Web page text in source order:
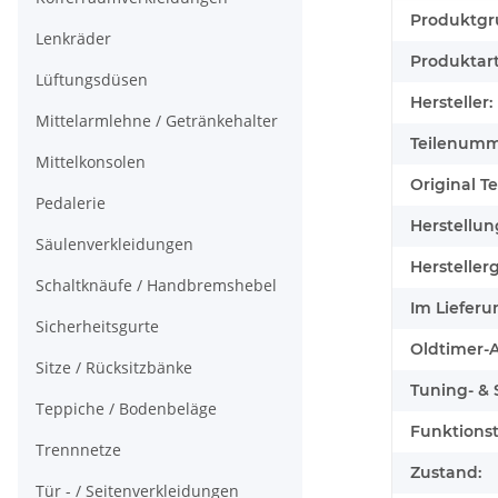
Wert
Hersteller:
Original
Im
Oldtimer-
Tuning- &
Zustand:
Lenkräder
Lüftungsdüsen
Mittelarmlehne / Getränkehalter
Mittelkonsolen
Pedalerie
Säulenverkleidungen
Schaltknäufe / Handbremshebel
Sicherheitsgurte
Sitze / Rücksitzbänke
Teppiche / Bodenbeläge
Trennnetze
Tür - / Seitenverkleidungen